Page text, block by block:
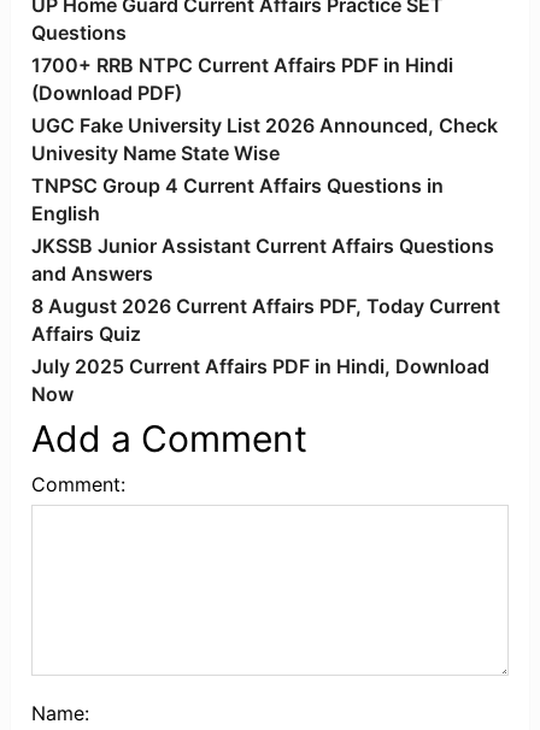
UP Home Guard Current Affairs Practice SET
Questions
1700+ RRB NTPC Current Affairs PDF in Hindi
(Download PDF)
UGC Fake University List 2026 Announced, Check
Univesity Name State Wise
TNPSC Group 4 Current Affairs Questions in
English
JKSSB Junior Assistant Current Affairs Questions
and Answers
8 August 2026 Current Affairs PDF, Today Current
Affairs Quiz
July 2025 Current Affairs PDF in Hindi, Download
Now
Add a Comment
Comment:
Name: